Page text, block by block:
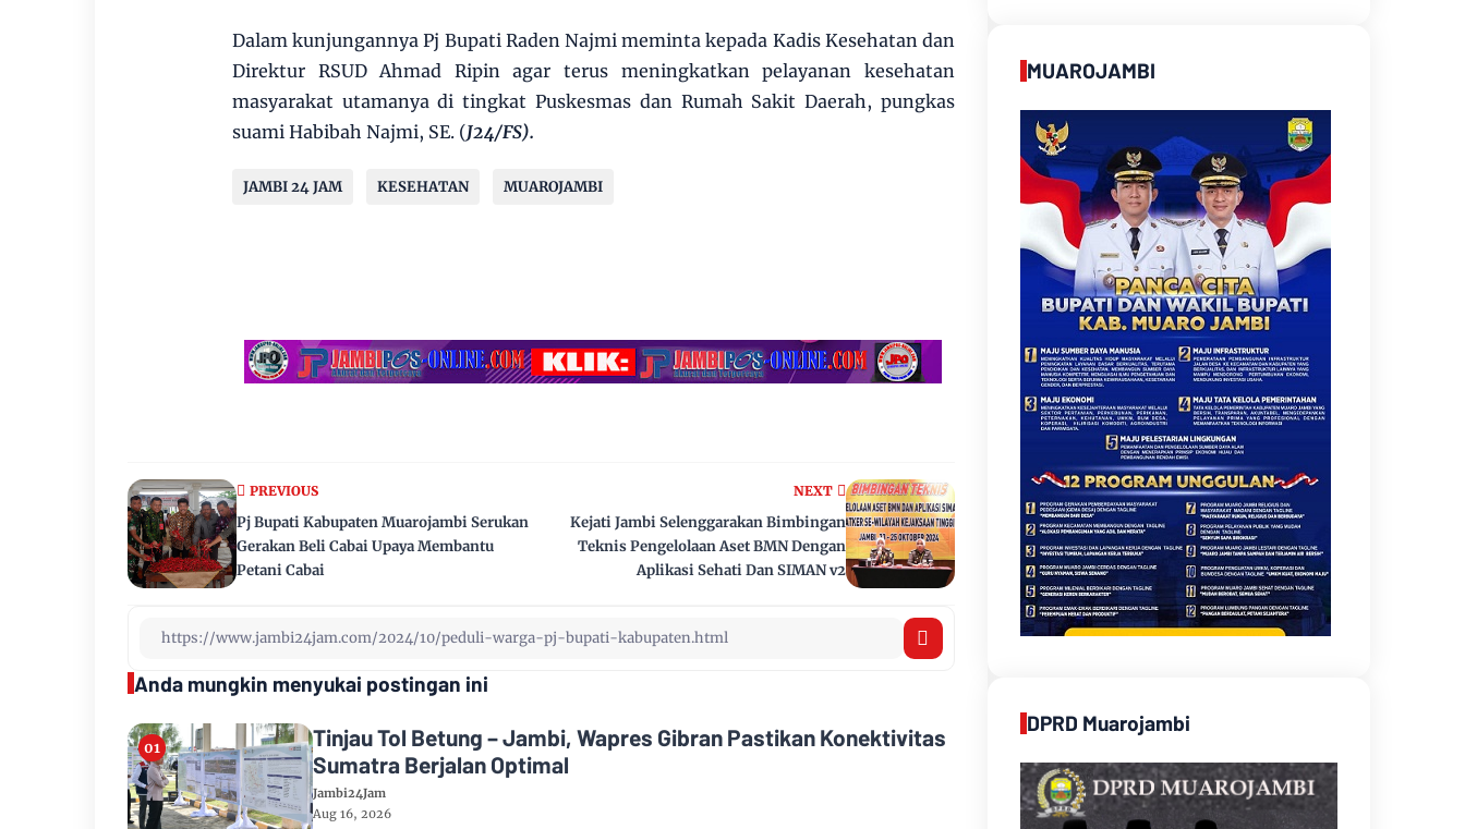
Dalam kunjungannya Pj Bupati Raden Najmi meminta kepada Kadis Kesehatan dan
Direktur RSUD Ahmad Ripin agar terus meningkatkan pelayanan kesehatan
masyarakat utamanya di tingkat Puskesmas dan Rumah Sakit Daerah, pungkas
suami Habibah Najmi, SE. (J24/FS).
JAMBI 24 JAM KESEHATAN MUAROJAMBI
NEXT
Kejati Jambi Selenggarakan Bimbingan
Teknis Pengelolaan Aset BMN Dengan
Aplikasi Sehati Dan SIMAN v2
PREVIOUS
Pj Bupati Kabupaten Muarojambi Serukan
Gerakan Beli Cabai Upaya Membantu
Petani Cabai
Anda mungkin menyukai postingan ini
Tinjau Tol Betung – Jambi, Wapres Gibran Pastikan Konektivitas
Sumatra Berjalan Optimal
Jambi24Jam
Aug 16, 2026
MUAROJAMBI
DPRD Muarojambi